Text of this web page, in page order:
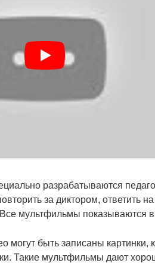
разрабатываются
за диктором,
мультфильмы показываются
могут быть записаны картинки,
Такие мультфильмы дают